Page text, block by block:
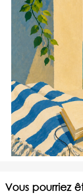
Vous pourriez